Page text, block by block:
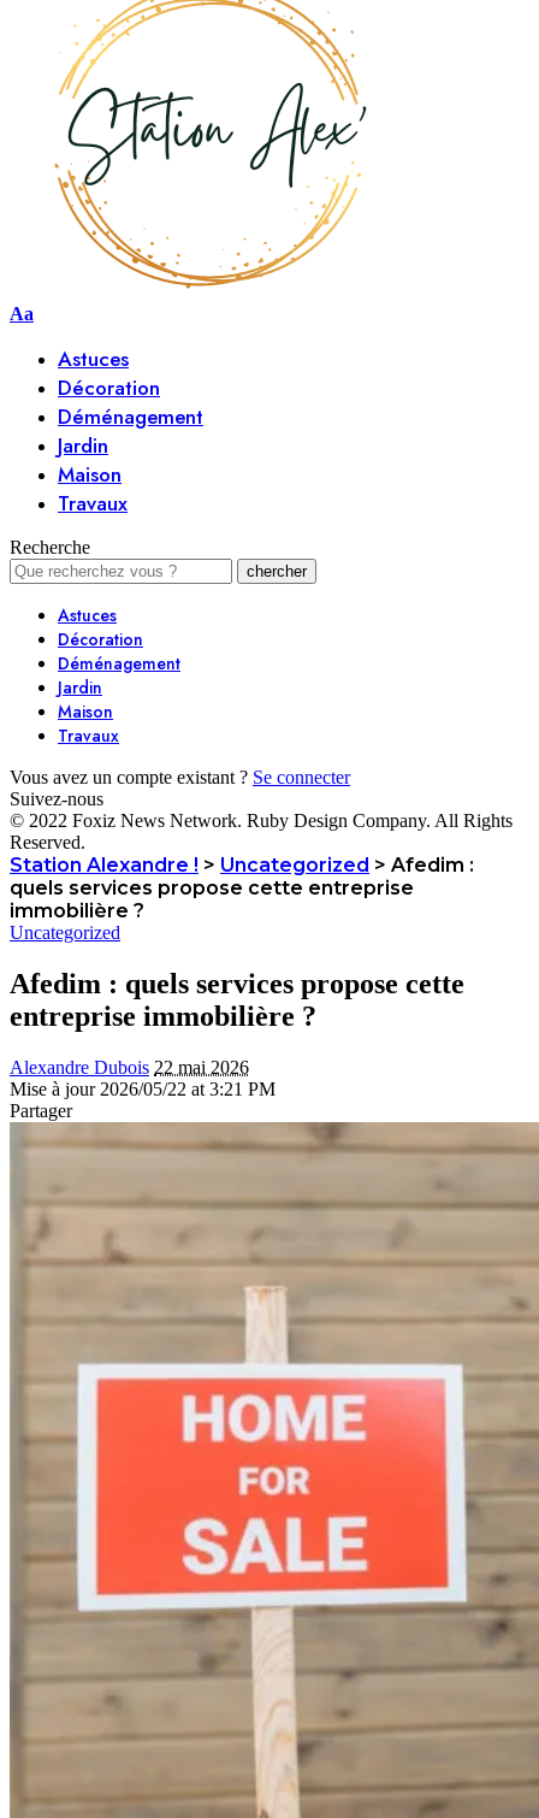
Aa
Astuces
Décoration
Déménagement
Jardin
Maison
Travaux
Recherche
Astuces
Décoration
Déménagement
Jardin
Maison
Travaux
Vous avez un compte existant ? Se connecter
Suivez-nous
© 2022 Foxiz News Network. Ruby Design Company. All Rights
Reserved.
Station Alexandre ! > Uncategorized > Afedim :
quels services propose cette entreprise
immobilière ?
Uncategorized
Afedim : quels services propose cette
entreprise immobilière ?
Alexandre Dubois 22 mai 2026
Mise à jour 2026/05/22 at 3:21 PM
Partager